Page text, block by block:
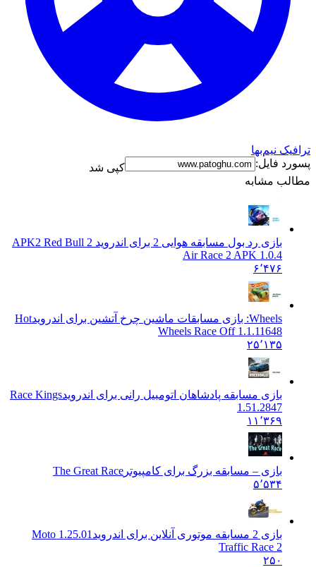
ترافیک نیم‌بها
پسورد فایل:
کپی شد
مطالب مشابه
بازی رد بول مسابقه هوایی 2 برای اندروید 2 APK
2 Red Bull
Air Race 2 APK 1.0.4
۶٬۴۷۶
Wheels: بازی مسابقات ماشین چرخ آتشین برای اندروید
Hot
Wheels Race Off 1.1.11648
۲۵٬۱۳۵
بازی مسابقه پادشاهان اتومبیل رانی برای اندرویدRace Kings
1.51.2847
۱۱٬۳۶۹
بازی – مسابقه بزرگ برای کامپیوتر The Great Race
۵٬۵۳۴
بازی 2 مسابقه موتوری آنلاین برای اندروید
1.25.01 Moto
Traffic Race 2
۲۵۰